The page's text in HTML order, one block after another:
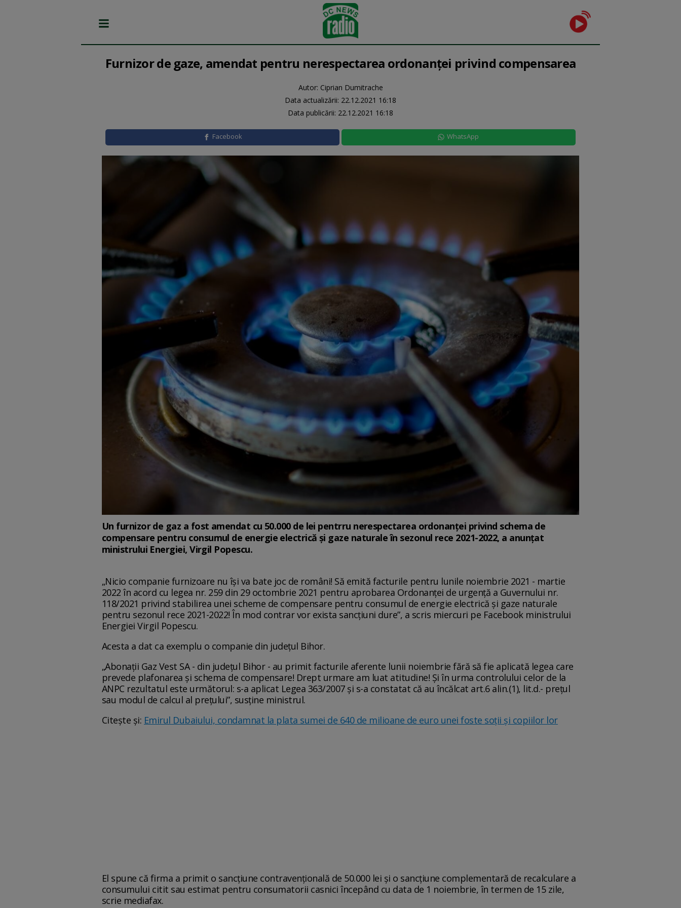
Furnizor de gaze, amendat pentru nerespectarea ordonanței privind compensarea
Autor: Ciprian Dumitrache
Data actualizării: 22.12.2021 16:18
Data publicării: 22.12.2021 16:18
Facebook WhatsApp
Un furnizor de gaz a fost amendat cu 50.000 de lei pentrru nerespectarea ordonanței privind schema de
compensare pentru consumul de energie electrică și gaze naturale în sezonul rece 2021-2022, a anunțat
ministrului Energiei, Virgil Popescu.
„Nicio companie furnizoare nu își va bate joc de români! Să emită facturile pentru lunile noiembrie 2021 - martie
2022 în acord cu legea nr. 259 din 29 octombrie 2021 pentru aprobarea Ordonanței de urgență a Guvernului nr.
118/2021 privind stabilirea unei scheme de compensare pentru consumul de energie electrică și gaze naturale
pentru sezonul rece 2021-2022! În mod contrar vor exista sancțiuni dure”, a scris miercuri pe Facebook ministrului
Energiei Virgil Popescu.
Acesta a dat ca exemplu o companie din județul Bihor.
„Abonații Gaz Vest SA - din județul Bihor - au primit facturile aferente lunii noiembrie fără să fie aplicată legea care
prevede plafonarea și schema de compensare! Drept urmare am luat atitudine! Și în urma controlului celor de la
ANPC rezultatul este următorul: s-a aplicat Legea 363/2007 și s-a constatat că au încălcat art.6 alin.(1), lit.d.- prețul
sau modul de calcul al prețului”, susține ministrul.
Citește și: Emirul Dubaiului, condamnat la plata sumei de 640 de milioane de euro unei foste soţii şi copiilor lor
El spune că firma a primit o sancțiune contravențională de 50.000 lei și o sancțiune complementară de recalculare a
consumului citit sau estimat pentru consumatorii casnici începând cu data de 1 noiembrie, în termen de 15 zile,
scrie mediafax.